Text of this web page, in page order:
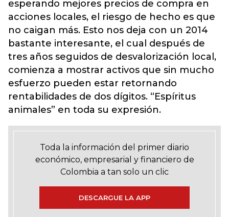
esperando mejores precios de compra en
acciones locales, el riesgo de hecho es que
no caigan más. Esto nos deja con un 2014
bastante interesante, el cual después de
tres años seguidos de desvalorización local,
comienza a mostrar activos que sin mucho
esfuerzo pueden estar retornando
rentabilidades de dos dígitos. “Espíritus
animales” en toda su expresión.
Toda la información del primer diario
económico, empresarial y financiero de
Colombia a tan solo un clic
DESCARGUE LA APP